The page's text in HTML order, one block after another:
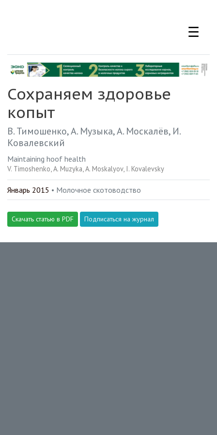
☰
Сохраняем здоровье
копыт
В. Тимошенко А. Музыка А. Москалёв И.
Ковалевский
Maintaining hoof health
V. Timoshenko A. Muzyka A. Moskalyov I. Kovalevsky
Январь 2015 • Молочное скотоводство
Скачать статью в PDF Подписаться на журнал